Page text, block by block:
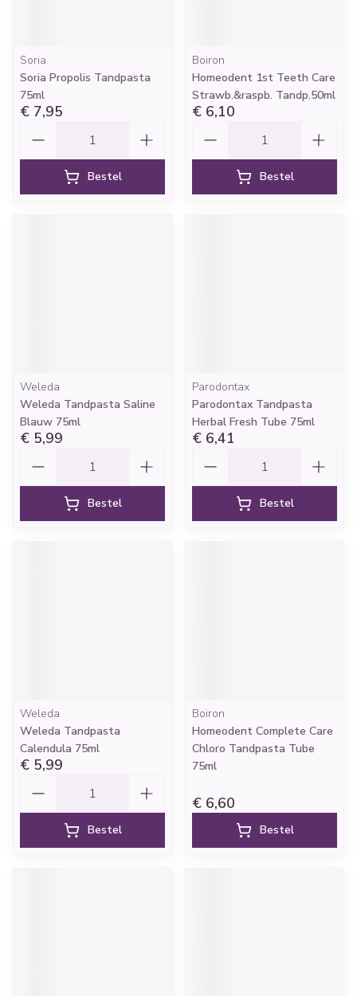
Soria
Soria Propolis Tandpasta
75ml
€ 7,95
Bestel
Boiron
Homeodent 1st Teeth Care
Strawb.&raspb. Tandp.50ml
€ 6,10
Bestel
Weleda
Weleda Tandpasta Saline
Blauw 75ml
€ 5,99
Bestel
Parodontax
Parodontax Tandpasta
Herbal Fresh Tube 75ml
€ 6,41
Bestel
Weleda
Weleda Tandpasta
Calendula 75ml
€ 5,99
Bestel
Boiron
Homeodent Complete Care
Chloro Tandpasta Tube
75ml
€ 6,60
Bestel